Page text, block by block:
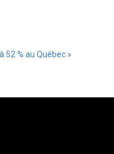
52 % au Québec »